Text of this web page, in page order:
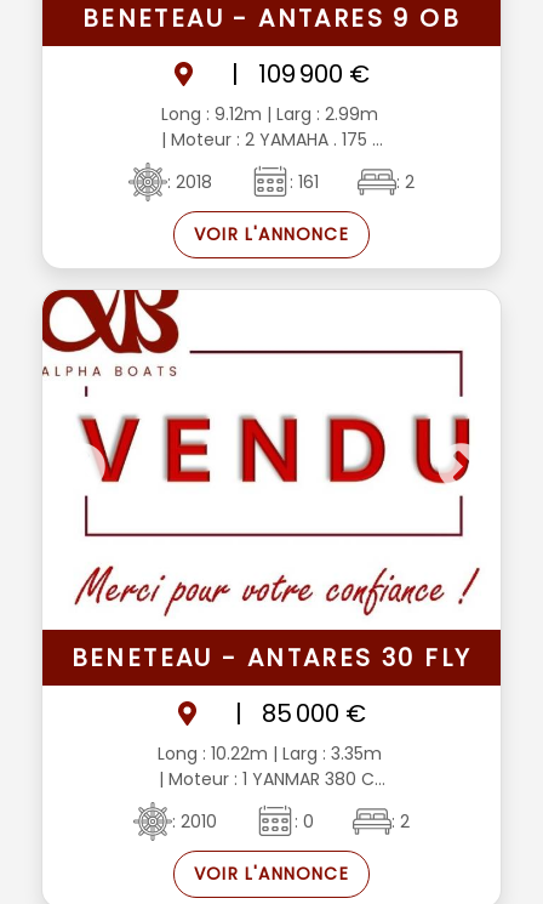
BENETEAU - ANTARES 9 OB
|
109 900 €
Long : 9.12m | Larg : 2.99m
| Moteur : 2 YAMAHA . 175 ...
: 2018
: 161 : 2
VOIR L'ANNONCE
BENETEAU - ANTARES 30 FLY
|
85 000 €
Long : 10.22m | Larg : 3.35m
| Moteur : 1 YANMAR 380 C...
: 2010
: 0 : 2
VOIR L'ANNONCE